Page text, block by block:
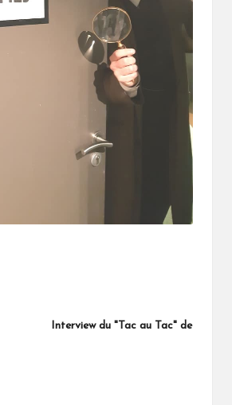
Interview du "Tac au Tac" de